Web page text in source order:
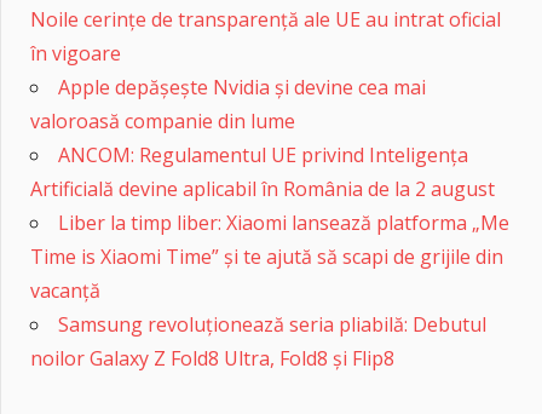
Noile cerințe de transparență ale UE au intrat oficial
în vigoare
Apple depășește Nvidia și devine cea mai
valoroasă companie din lume
ANCOM: Regulamentul UE privind Inteligența
Artificială devine aplicabil în România de la 2 august
Liber la timp liber: Xiaomi lansează platforma „Me
Time is Xiaomi Time” și te ajută să scapi de grijile din
vacanță
Samsung revoluționează seria pliabilă: Debutul
noilor Galaxy Z Fold8 Ultra, Fold8 și Flip8